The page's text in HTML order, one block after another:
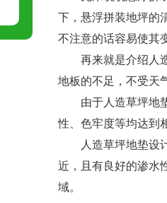
下，悬浮拼装地坪的
不注意的话容易使其
再来就是介绍人
地板的不足，不受天
由于人造草坪地垫
性、色牢度等均达到
人造草坪地垫设
近，且有良好的渗水
域。